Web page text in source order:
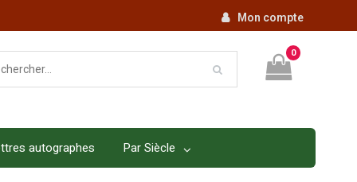
Mon compte
0
autographes Par Siècle